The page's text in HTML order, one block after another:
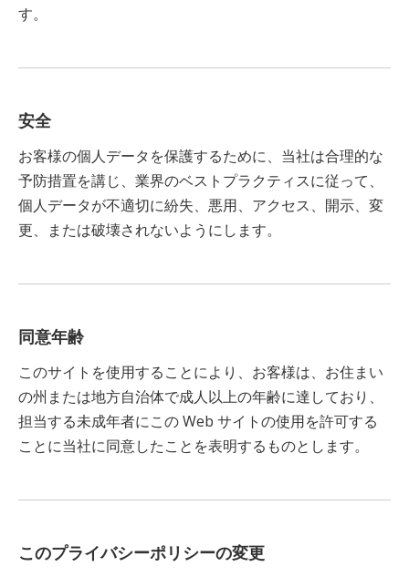
す。
安全
お客様の個人データを保護するために、当社は合理的な
予防措置を講じ、業界のベストプラクティスに従って、
個人データが不適切に紛失、悪用、アクセス、開示、変
更、または破壊されないようにします。
同意年齢
このサイトを使用することにより、お客様は、お住まい
の州または地方自治体で成人以上の年齢に達しており、
担当する未成年者にこの Web サイトの使用を許可する
ことに当社に同意したことを表明するものとします。
このプライバシーポリシーの変更